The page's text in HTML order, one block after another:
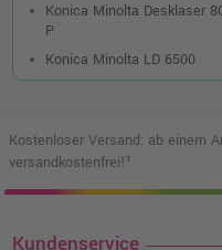
Konica Minolta Desklaser
P
Konica Minolta LD 6500
Kostenloser Versand: ab einem
versandkostenfrei!¹
Kundenservice